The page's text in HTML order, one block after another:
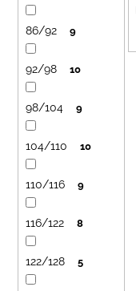
o
d
u
o
86/92 9
92/98 10
98/104 9
104/110 10
110/116 9
116/122 8
122/128 5
O
d
p
m
DETSKÁ
LETNÁ
ČIAPKA